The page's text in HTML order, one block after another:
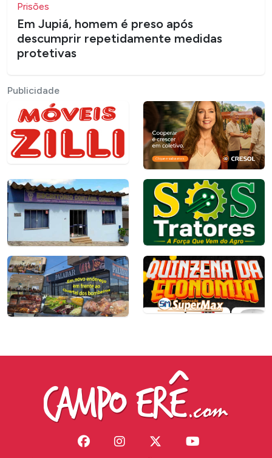
Prisões
Em Jupiá, homem é preso após
descumprir repetidamente medidas
protetivas
Publicidade